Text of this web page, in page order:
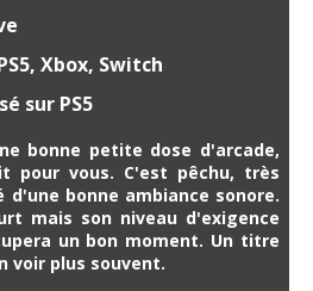
Xbox, Switch
sur PS5
bonne petite dose d'arcade,
pour vous. C'est pêchu, très
bonne ambiance sonore.
mais son niveau d'exigence
un bon moment. Un titre
voir plus souvent.